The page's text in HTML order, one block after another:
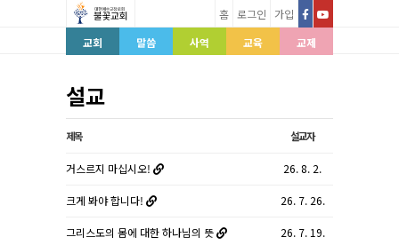
홈 로그인
가입
교회
말씀 사역 교육 교제
설교
제목 설교자
거스르지 마십시오! 26. 8. 2.
크게 봐야 합니다! 26. 7. 26.
그리스도의 몸에 대한 하나님의 뜻 26. 7. 19.